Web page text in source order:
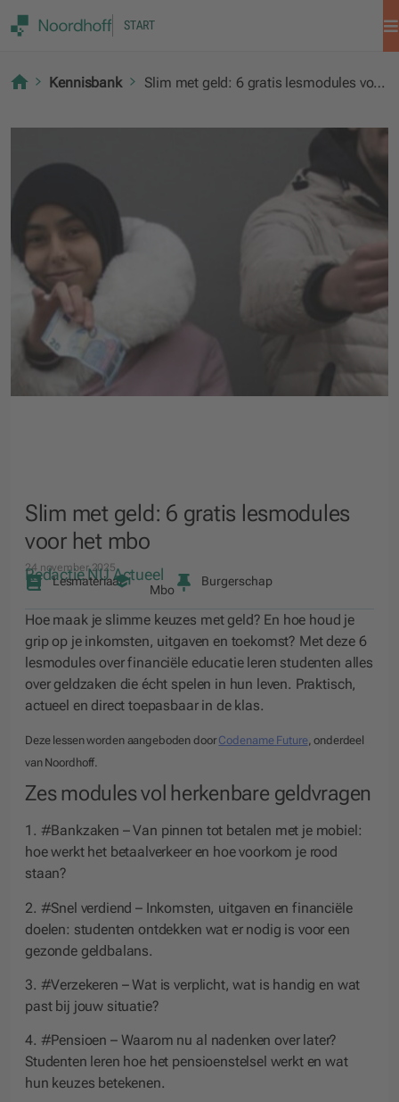
START
Kennisbank Slim met geld: 6 gratis lesmodules voor het mbo
Slim met geld: 6 gratis lesmodules
voor het mbo
24 november 2025
Redactie NU Actueel
Lesmateriaal
Mbo
Burgerschap
Hoe maak je slimme keuzes met geld? En hoe houd je
grip op je inkomsten, uitgaven en toekomst? Met deze 6
lesmodules over financiële educatie leren studenten alles
over geldzaken die écht spelen in hun leven. Praktisch,
actueel en direct toepasbaar in de klas.
Deze lessen worden aangeboden door Codename Future, onderdeel
van Noordhoff.
Zes modules vol herkenbare geldvragen
1. #Bankzaken – Van pinnen tot betalen met je mobiel:
hoe werkt het betaalverkeer en hoe voorkom je rood
staan?
2. #Snel verdiend – Inkomsten, uitgaven en financiële
doelen: studenten ontdekken wat er nodig is voor een
gezonde geldbalans.
3. #Verzekeren – Wat is verplicht, wat is handig en wat
past bij jouw situatie?
4. #Pensioen – Waarom nu al nadenken over later?
Studenten leren hoe het pensioenstelsel werkt en wat
hun keuzes betekenen.